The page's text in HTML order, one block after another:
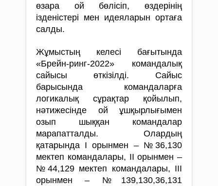
өзара ой бөлісіп, өздерінің
ізденістері мен идеяларын ортаға
салды.
Жұмыстың келесі бағытында
«Брейн-ринг-2022» командалық
сайысы өткізілді. Сайыс
барысында командаларға
логикалық сұрақтар қойылып,
нәтижесінде ой ұшқырлығымен
озып шыққан командалар
марапатталды. Олардың
қатарында І орынмен – №36,130
мектеп командалары, ІІ орынмен –
№44,129 мектеп командалары, ІІІ
орынмен – №139,130,36,131